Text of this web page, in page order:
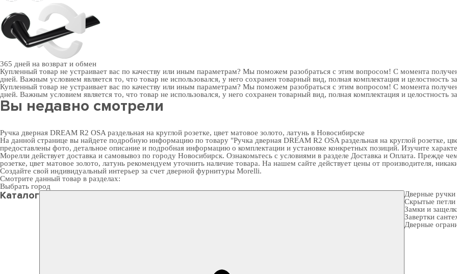
365 дней на возврат и обмен
Купленный товар не устраивает вас по качеству или иным параметрам? Мы поможем разобраться с этим вопросом! С момента
дней. Важным условием является то, что товар не использовался, у него сохранен товарный вид, полная комплектация и целостность
Купленный товар не устраивает вас по качеству или иным параметрам? Мы поможем разобраться с этим вопросом! С момента
дней. Важным условием является то, что товар не использовался, у него сохранен товарный вид, полная комплектация и целостность
Вы недавно смотрели
Ручка дверная DREAM R2 OSA раздельная на круглой розетке, цвет матовое золото, латунь в Новосибирске
На данной странице вы найдете подробную информацию по товару "Ручка дверная DREAM R2 OSA раздельная на круглой розетке,
предоставлены фото, детальное описание и подробная информацию о комплектации и установке конкретных позиций. Изучите
Морелли действует доставка и самовывоз по городу Новосибирск. Ознакомьтесь с условиями в разделе Доставка и Оплата. Прежде
розетке, цвет матовое золото, латунь рекомендуем уточнить наличие товара. На нашем сайте действует цены от производителя,
Создайте свой индивидуальный интерьер за счет дверной фурнитуры Morelli.
Смотрите данный товар в разделах:
Выбрать город
Каталог
Дверные ручки
Скрытые петли
Замки и
Завертки
Дверные